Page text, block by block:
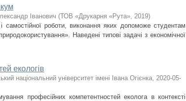
Іванович (ТОВ «Друкарня «Рута», 2019)
самостійної роботи, виконання яких допоможе студентам
Наведені типові задачі з економічної
екологів
національний університет імені Івана Огієнка, 2020-05-
професійних компетентностей еколога в контексті